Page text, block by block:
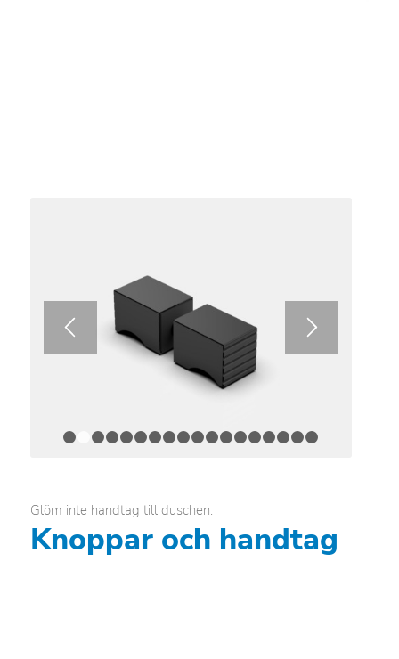
1 2 3 4 5 6 7 8 9 101112
Glöm inte handtag till duschen.
Knoppar och handtag